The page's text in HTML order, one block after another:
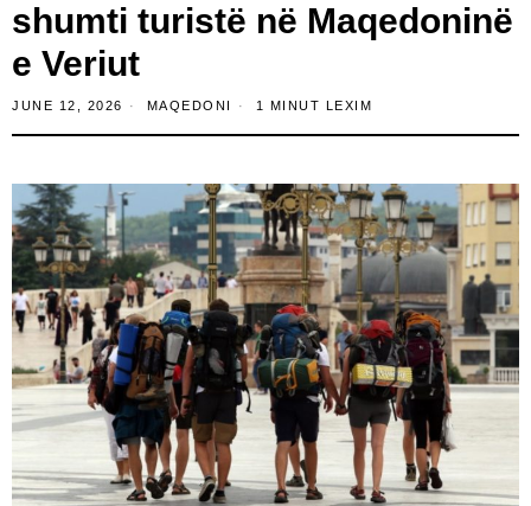
shumti turistë në Maqedoninë
e Veriut
JUNE 12, 2026 MAQEDONI 1 MINUT LEXIM